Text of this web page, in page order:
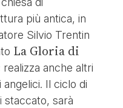
più antica, in
Silvio Trentin
La Gloria di
realizza anche altri
Il ciclo di
staccato, sarà